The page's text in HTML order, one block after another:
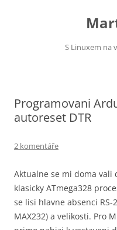
S Linuxem na
Programovani
autoreset DTR
2 komentáře
Aktualne se mi doma vali
klasicky ATmega328
se lisi hlavne absenci RS-
MAX232) a velikosti. Pro